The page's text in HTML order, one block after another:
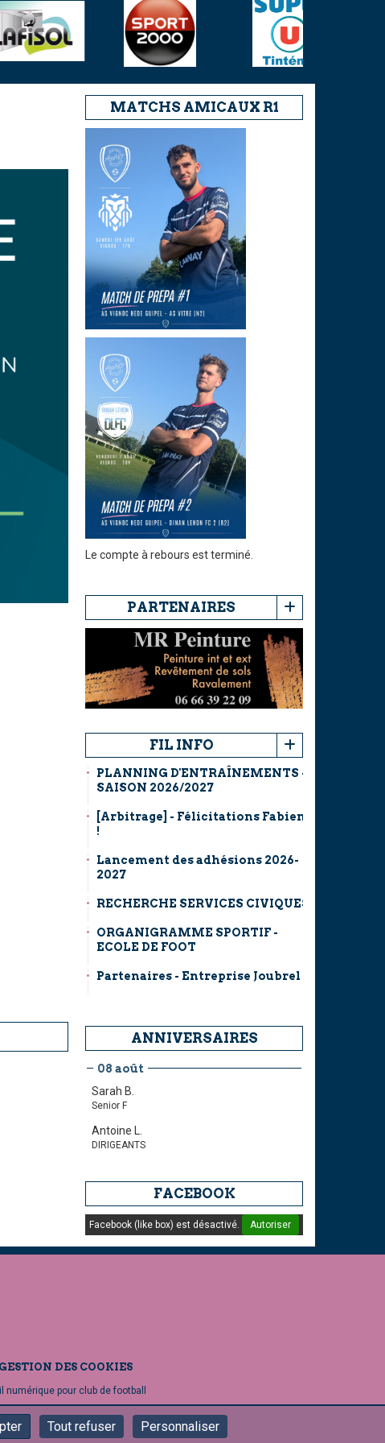
MATCHS AMICAUX R1
Le compte à rebours est terminé.
PARTENAIRES
FIL INFO
PLANNING D'ENTRAÎNEMENTS -
SAISON 2026/2027
[Arbitrage] - Félicitations Fabien
!
Lancement des adhésions 2026-
2027
RECHERCHE SERVICES CIVIQUES
ORGANIGRAMME SPORTIF -
ECOLE DE FOOT
Partenaires - Entreprise Joubrel
ANNIVERSAIRES
08 août
Sarah B.
Senior F
Antoine L.
DIRIGEANTS
FACEBOOK
Facebook (like box) est désactivé. Autoriser
GESTION DES COOKIES
numérique pour club de football
Tout refuser Personnaliser